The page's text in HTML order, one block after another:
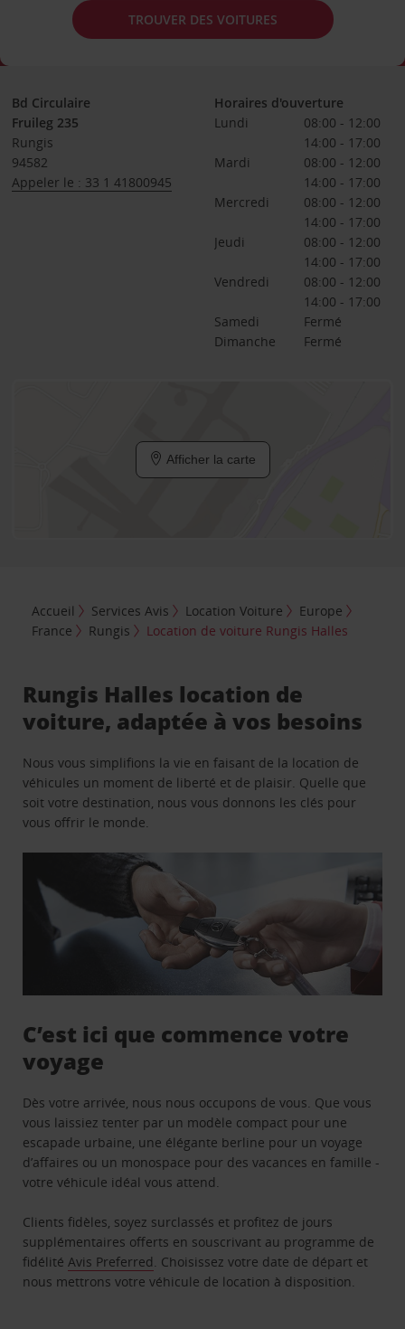
TROUVER DES VOITURES
Bd Circulaire
Fruileg 235
Rungis
94582
Appeler le : 33 1 41800945
Horaires d'ouverture
Lundi
08:00 - 12:00
14:00 - 17:00
Mardi
08:00 - 12:00
14:00 - 17:00
Mercredi
08:00 - 12:00
14:00 - 17:00
Jeudi
08:00 - 12:00
14:00 - 17:00
Vendredi
08:00 - 12:00
14:00 - 17:00
Samedi
Fermé
Dimanche
Fermé
Afficher la carte
Accueil Services Avis Location Voiture
Europe
France
Rungis Location de voiture Rungis Halles
Rungis Halles location de
voiture, adaptée à vos besoins
Nous vous simplifions la vie en faisant de la location de
véhicules un moment de liberté et de plaisir. Quelle que
soit votre destination, nous vous donnons les clés pour
vous offrir le monde.
C’est ici que commence votre
voyage
Dès votre arrivée, nous nous occupons de vous. Que vous
vous laissiez tenter par un modèle compact pour une
escapade urbaine, une élégante berline pour un voyage
d’affaires ou un monospace pour des vacances en famille -
votre véhicule idéal vous attend.
Clients fidèles, soyez surclassés et profitez de jours
supplémentaires offerts en souscrivant au programme de
fidélitéAvis Preferred. Choisissez votre date de départ et
nous mettrons votre véhicule de location à disposition.